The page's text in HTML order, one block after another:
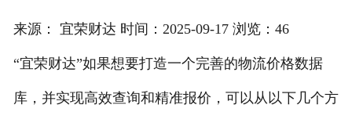
登录
来源： 宜荣财达 时间：2025-09-17 浏览：46
“宜荣财达”如果想要打造一个完善的物流价格数据
库，并实现高效查询和精准报价，可以从以下几个方